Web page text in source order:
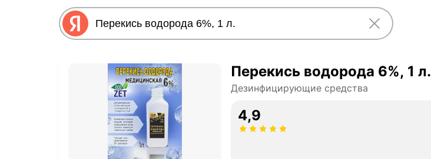
Перекись водорода 6%, 1 л.
Дезинфицирующие средства
4,9